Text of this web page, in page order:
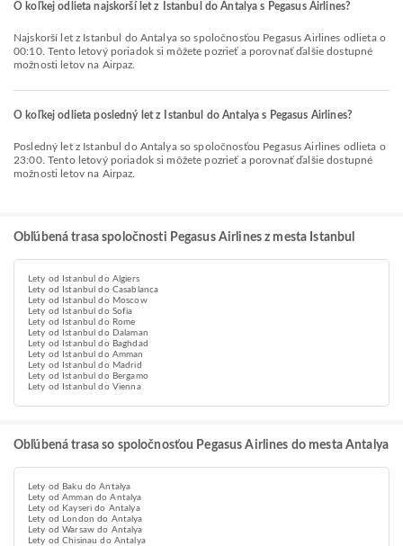
O koľkej odlieta najskorší let z Istanbul do Antalya s Pegasus Airlines?
Najskorší let z Istanbul do Antalya so spoločnosťou Pegasus Airlines odlieta o
00:10. Tento letový poriadok si môžete pozrieť a porovnať ďalšie dostupné
možnosti letov na Airpaz.
O koľkej odlieta posledný let z Istanbul do Antalya s Pegasus Airlines?
Posledný let z Istanbul do Antalya so spoločnosťou Pegasus Airlines odlieta o
23:00. Tento letový poriadok si môžete pozrieť a porovnať ďalšie dostupné
možnosti letov na Airpaz.
Obľúbená trasa spoločnosti Pegasus Airlines z mesta Istanbul
Lety od Istanbul do Algiers
Lety od Istanbul do Casablanca
Lety od Istanbul do Moscow
Lety od Istanbul do Sofia
Lety od Istanbul do Rome
Lety od Istanbul do Dalaman
Lety od Istanbul do Baghdad
Lety od Istanbul do Amman
Lety od Istanbul do Madrid
Lety od Istanbul do Bergamo
Lety od Istanbul do Vienna
Obľúbená trasa so spoločnosťou Pegasus Airlines do mesta Antalya
Lety od Baku do Antalya
Lety od Amman do Antalya
Lety od Kayseri do Antalya
Lety od London do Antalya
Lety od Warsaw do Antalya
Lety od Chisinau do Antalya